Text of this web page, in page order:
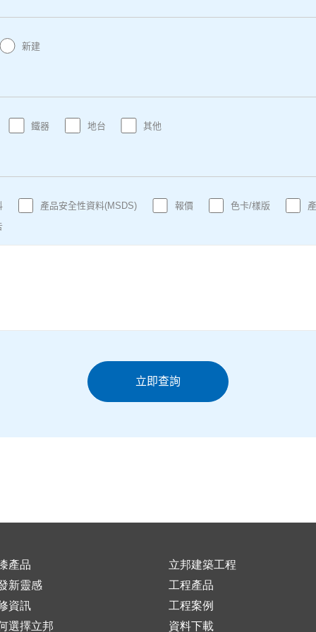
新建
鐵器 地台 其他
產品安全性資料(MSDS) 報價 色卡/樣版
產品
新靈感
資訊
選擇立邦
立邦建築工程
工程產品
工程案例
資料下載